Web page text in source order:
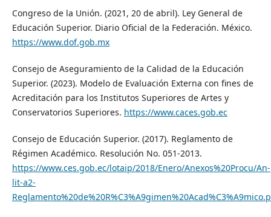
Congreso de la Unión. (2021, 20 de abril). Ley General de
Educación Superior. Diario Oficial de la Federación. México.
https://www.dof.gob.mx
Consejo de Aseguramiento de la Calidad de la Educación
Superior. (2023). Modelo de Evaluación Externa con fines de
Acreditación para los Institutos Superiores de Artes y
Conservatorios Superiores. https://www.caces.gob.ec
Consejo de Educación Superior. (2017). Reglamento de
Régimen Académico. Resolución No. 051-2013.
https://www.ces.gob.ec/lotaip/2018/Enero/Anexos%20Procu/An-
lit-a2-